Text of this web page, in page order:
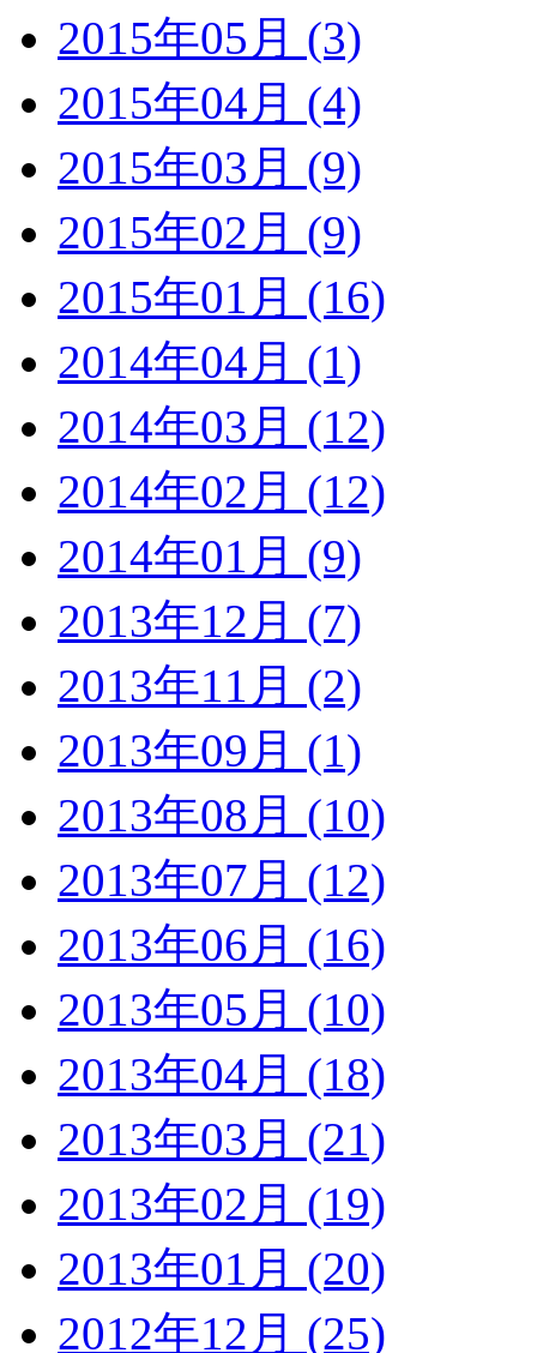
2015年05月 (3)
2015年04月 (4)
2015年03月 (9)
2015年02月 (9)
2015年01月 (16)
2014年04月 (1)
2014年03月 (12)
2014年02月 (12)
2014年01月 (9)
2013年12月 (7)
2013年11月 (2)
2013年09月 (1)
2013年08月 (10)
2013年07月 (12)
2013年06月 (16)
2013年05月 (10)
2013年04月 (18)
2013年03月 (21)
2013年02月 (19)
2013年01月 (20)
2012年12月 (25)